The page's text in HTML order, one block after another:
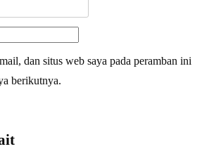
dan situs web saya pada peramban ini
berikutnya.